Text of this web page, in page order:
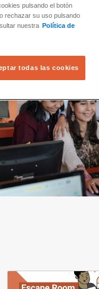
pulsando el botón
rechazar su uso pulsando
nuestra Política de
todas las cookies